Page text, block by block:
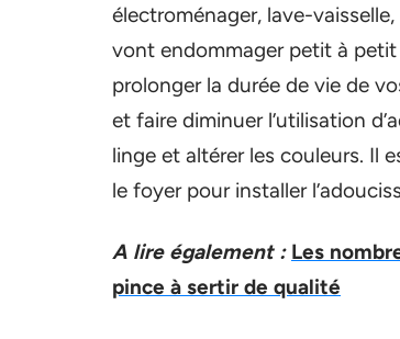
électroménager, lave-
vont endommager petit à petit
prolonger la durée de vie de
et faire diminuer l’utilisation
linge et altérer les couleurs. Il
le foyer pour installer
A lire également : Les
pince à sertir de qualité